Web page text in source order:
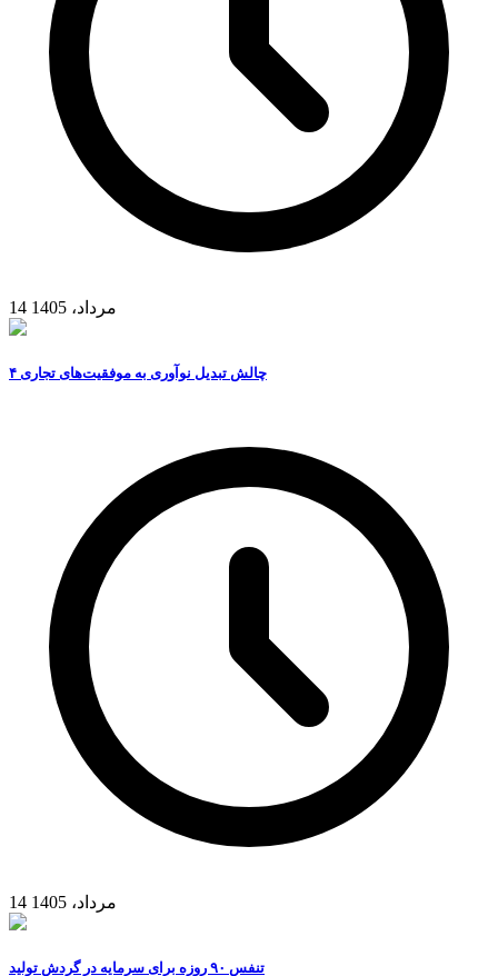
14 مرداد، 1405
۴ چالش تبدیل نوآوری به موفقیت‌های تجاری
14 مرداد، 1405
تنفس ۹۰ روزه برای سرمایه در گردش تولید